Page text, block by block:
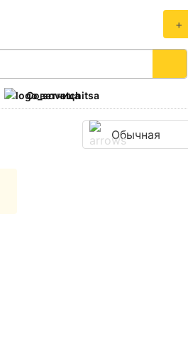
+
Советчица